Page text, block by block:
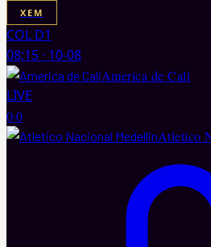
XEM
COL D1
08:15 · 10-08
America de Cali
LIVE
0·0
Atletico